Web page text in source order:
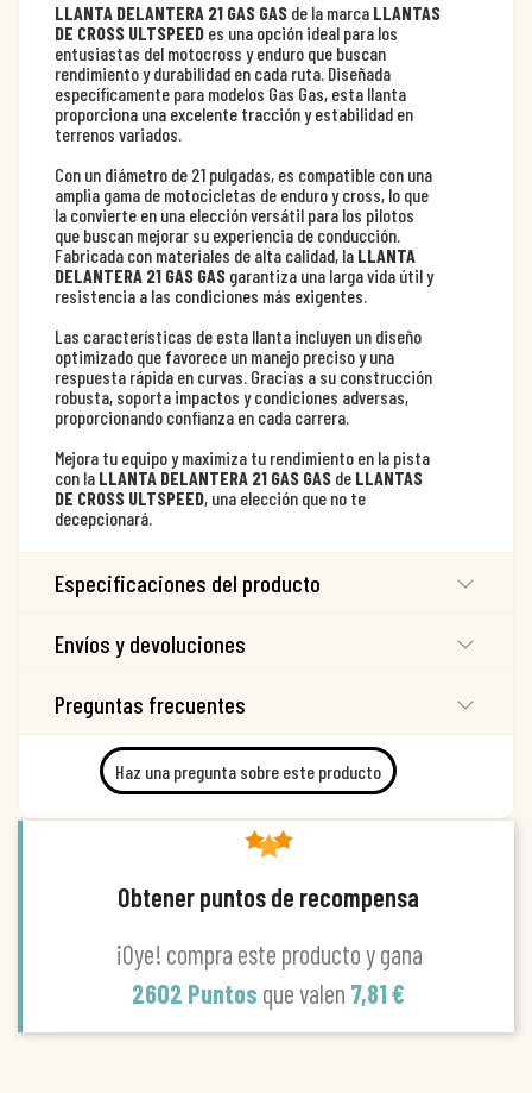
LLANTA DELANTERA 21 GAS GAS de la marca LLANTAS
DE CROSS ULTSPEED es una opción ideal para los
entusiastas del motocross y enduro que buscan
rendimiento y durabilidad en cada ruta. Diseñada
específicamente para modelos Gas Gas, esta llanta
proporciona una excelente tracción y estabilidad en
terrenos variados.
Con un diámetro de 21 pulgadas, es compatible con una
amplia gama de motocicletas de enduro y cross, lo que
la convierte en una elección versátil para los pilotos
que buscan mejorar su experiencia de conducción.
Fabricada con materiales de alta calidad, la LLANTA
DELANTERA 21 GAS GAS garantiza una larga vida útil y
resistencia a las condiciones más exigentes.
Las características de esta llanta incluyen un diseño
optimizado que favorece un manejo preciso y una
respuesta rápida en curvas. Gracias a su construcción
robusta, soporta impactos y condiciones adversas,
proporcionando confianza en cada carrera.
Mejora tu equipo y maximiza tu rendimiento en la pista
con la LLANTA DELANTERA 21 GAS GAS de LLANTAS
DE CROSS ULTSPEED, una elección que no te
decepcionará.
Especificaciones del producto
Envíos y devoluciones
Preguntas frecuentes
Haz una pregunta sobre este producto
Obtener puntos de recompensa
¡Oye! compra este producto y gana
2602 Puntos que valen 7,81 €